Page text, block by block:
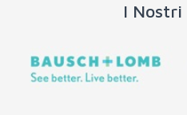
I Nostri